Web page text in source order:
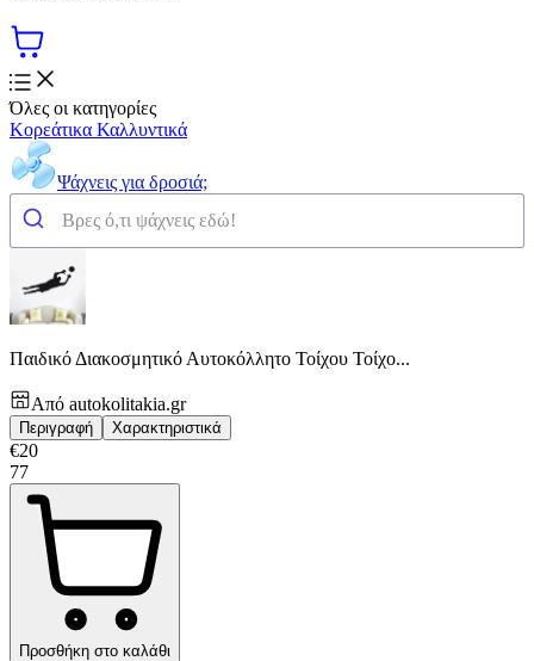
Όλες οι κατηγορίες
Κορεάτικα Καλλυντικά
Ψάχνεις για δροσιά;
Παιδικό Διακοσμητικό Αυτοκόλλητο Τοίχου Τοίχο...
Από autokolitakia.gr
Περιγραφή Χαρακτηριστικά
€20
77
Προσθήκη στο καλάθι